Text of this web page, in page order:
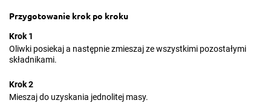
Przygotowanie krok po kroku
Krok 1
Oliwki posiekaj a następnie zmieszaj ze wszystkimi pozostałymi
składnikami.
Krok 2
Mieszaj do uzyskania jednolitej masy.